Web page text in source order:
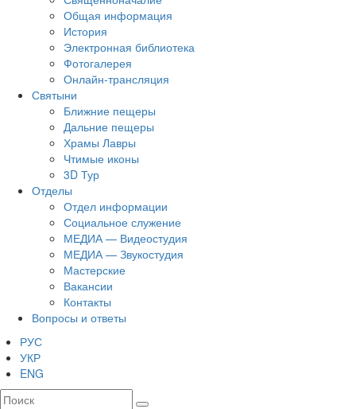
Общая информация
История
Электронная библиотека
Фотогалерея
Онлайн-трансляция
Святыни
Ближние пещеры
Дальние пещеры
Храмы Лавры
Чтимые иконы
3D Тур
Отделы
Отдел информации
Социальное служение
МЕДИА — Видеостудия
МЕДИА — Звукостудия
Мастерские
Вакансии
Контакты
Вопросы и ответы
РУС
УКР
ENG